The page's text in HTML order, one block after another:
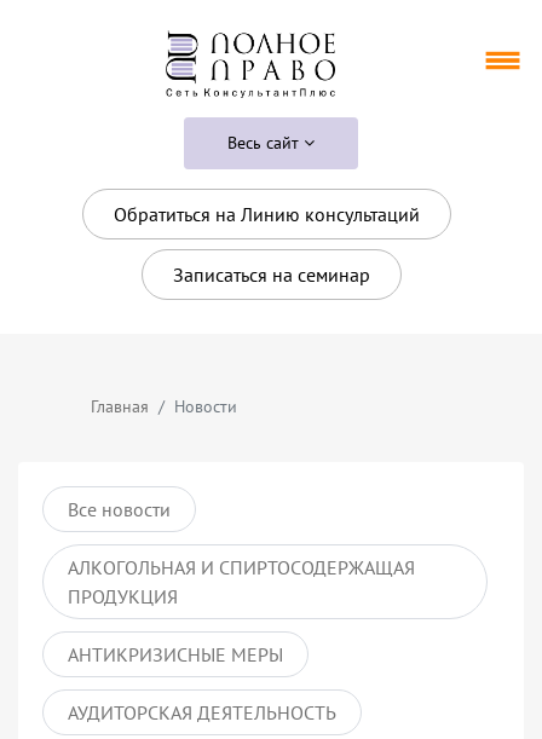
Весь сайт
Обратиться на Линию консультаций
Записаться на семинар
Главная Новости
Все новости
АЛКОГОЛЬНАЯ И СПИРТОСОДЕРЖАЩАЯ
ПРОДУКЦИЯ
АНТИКРИЗИСНЫЕ МЕРЫ
АУДИТОРСКАЯ ДЕЯТЕЛЬНОСТЬ